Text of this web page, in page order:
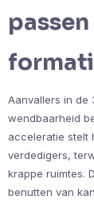
Aanvallers in de
wendbaarheid
acceleratie stelt
verdedigers,
krappe ruimtes.
benutten van